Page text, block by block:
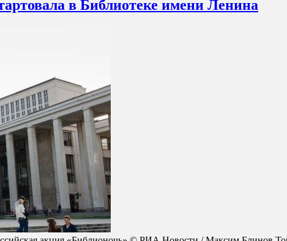
в Библиотеке имени Ленина